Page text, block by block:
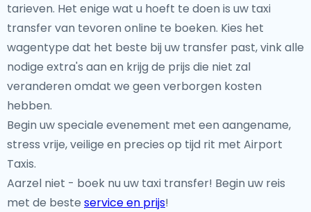
tarieven. Het enige wat u hoeft te doen is uw taxi
transfer van tevoren online te boeken. Kies het
wagentype dat het beste bij uw transfer past, vink alle
nodige extra's aan en krijg de prijs die niet zal
veranderen omdat we geen verborgen kosten
hebben.
Begin uw speciale evenement met een aangename,
stress vrije, veilige en precies op tijd rit met Airport
Taxis.
Aarzel niet - boek nu uw taxi transfer! Begin uw reis
met de beste service en prijs!